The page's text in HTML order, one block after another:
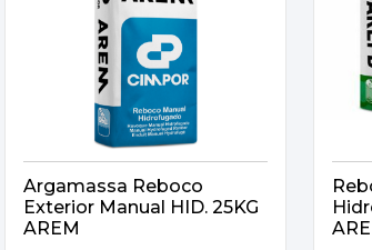
Argamassa Reboco
Exterior Manual HID. 25KG
AREM